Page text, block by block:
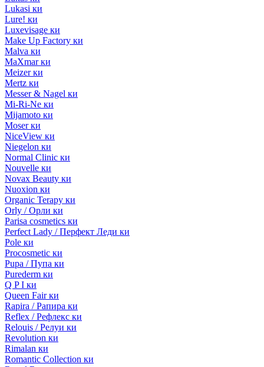
Lukasi ки
Lure! ки
Luxevisage ки
Make Up Factory ки
Malva ки
MaXmar ки
Meizer ки
Mertz ки
Messer & Nagel ки
Mi-Ri-Ne ки
Mijamoto ки
Moser ки
NiceView ки
Niegelon ки
Normal Clinic ки
Nouvelle ки
Novax Beauty ки
Nuoxion ки
Organic Terapy ки
Orly / Орли ки
Parisa cosmetics ки
Perfect Lady / Перфект Леди ки
Pole ки
Procosmetic ки
Pupa / Пупа ки
Purederm ки
Q P I ки
Queen Fair ки
Rapira / Рапира ки
Reflex / Рефлекс ки
Relouis / Релуи ки
Revolution ки
Rimalan ки
Romantic Collection ки